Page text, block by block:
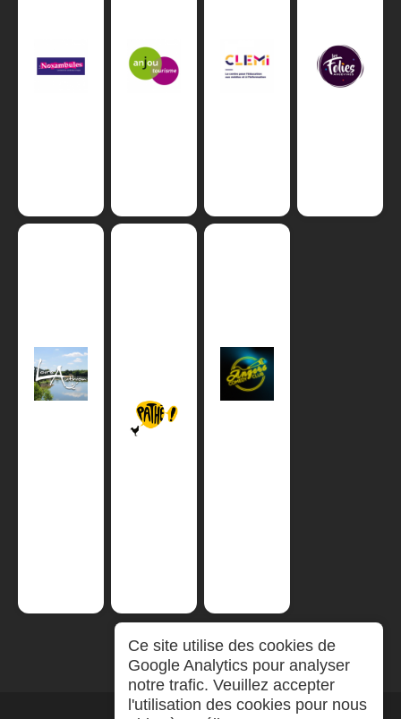
Ce site utilise des cookies de
Google Analytics pour analyser
notre trafic. Veuillez accepter
l'utilisation des cookies pour nous